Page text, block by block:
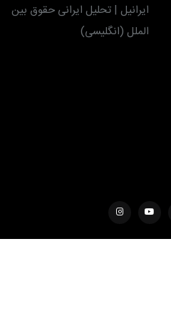
ایرانیل | تحلیل ایرانی حقوق بین
الملل (انگلیسی)